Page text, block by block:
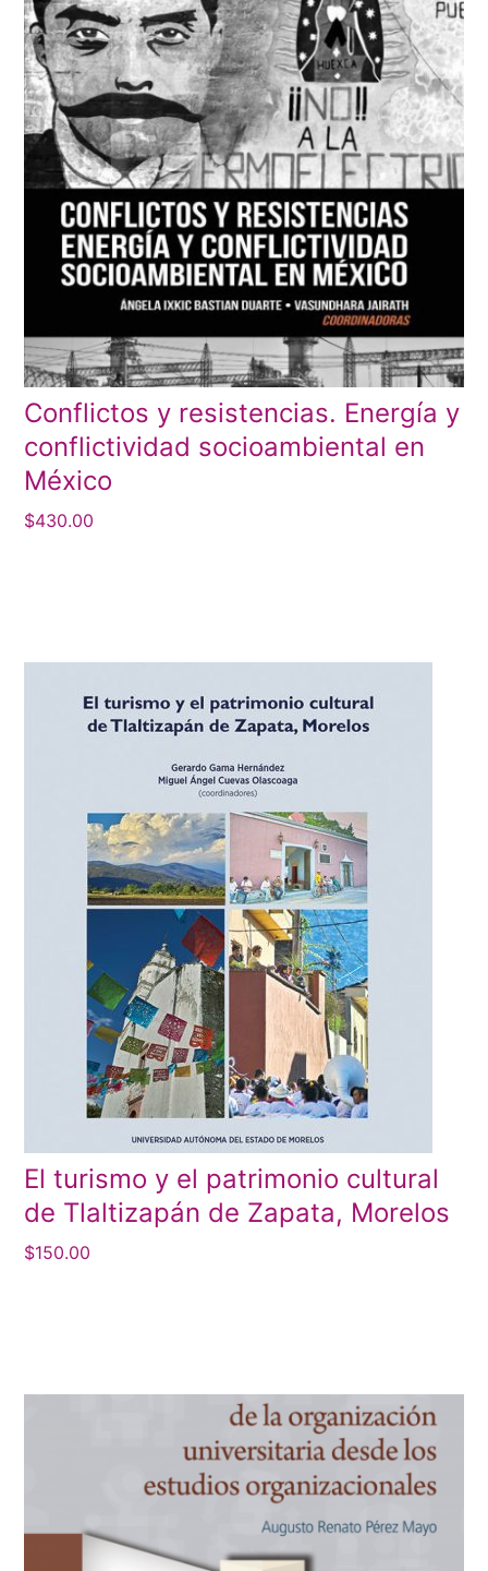
Conflictos y resistencias. Energía y
conflictividad socioambiental en
México
$430.00
El turismo y el patrimonio cultural
de Tlaltizapán de Zapata, Morelos
$150.00